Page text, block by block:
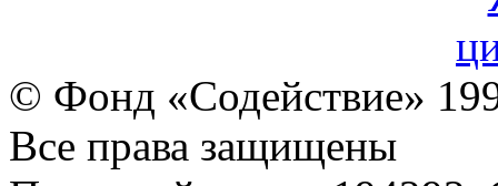
© Фонд «Содействие»
Все права защищены